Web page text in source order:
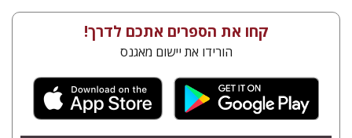
קחו את הספרים אתכם לדרך!
הורידו את יישום מאגנס